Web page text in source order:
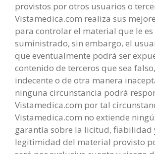
provistos por otros usuarios o
Vistamedica.com realiza sus
para controlar el material que le es
suministrado, sin embargo, el
que eventualmente podrá ser
contenido de terceros que sea
indecente o de otra manera
ninguna circunstancia podrá
Vistamedica.com por tal
Vistamedica.com no extiende
garantía sobre la licitud, fiabilidad
legitimidad del material provisto